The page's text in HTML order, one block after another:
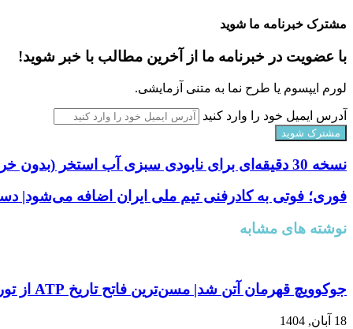
مشترک خبرنامه ما شوید
با عضویت در خبرنامه ما از آخرین مطالب با خبر شوید!
لورم ایپسوم یا طرح‌ نما به متنی آزمایشی.
آدرس ایمیل خود را وارد کنید
نسخه 30 دقیقه‌ای برای نابودی سبزی آب استخر (بدون خرج اضافه)
فوری؛ فوتی به کادرفنی تیم ملی ایران اضافه می‌شود|
نوشته های مشابه
جوکوویچ قهرمان آتن شد| مسن‌ترین فاتح تاریخ ATP از تور نهایی فصل کنار کشید
18 آبان, 1404